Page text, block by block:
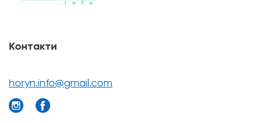
Контакти
horyn.info@gmail.com